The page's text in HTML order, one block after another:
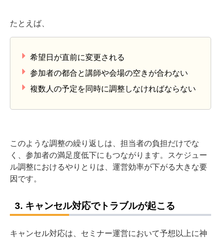
たとえば、
希望日が直前に変更される
参加者の都合と講師や会場の空きが合わない
複数人の予定を同時に調整しなければならない
このような調整の繰り返しは、担当者の負担だけでな
く、参加者の満足度低下にもつながります。スケジュー
ル調整におけるやりとりは、運営効率が下がる大きな要
因です。
3. キャンセル対応でトラブルが起こる
キャンセル対応は、セミナー運営において予想以上に神